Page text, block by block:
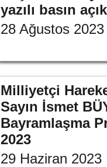
yazılı basın
28 Ağustos 2023
Milliyetçi
Sayın İsmet
Bayramlaşma
2023
29 Haziran 2023